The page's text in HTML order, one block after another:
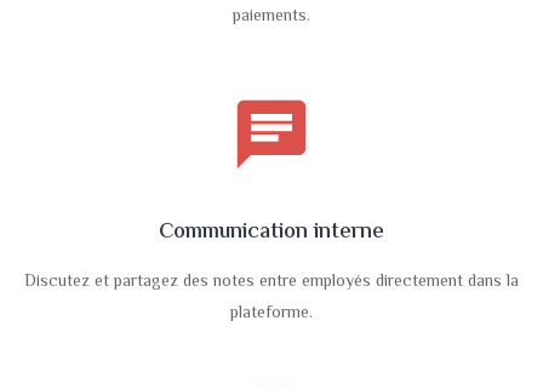
paiements.
chat
Communication interne
Discutez et partagez des notes entre employés directement dans la
plateforme.